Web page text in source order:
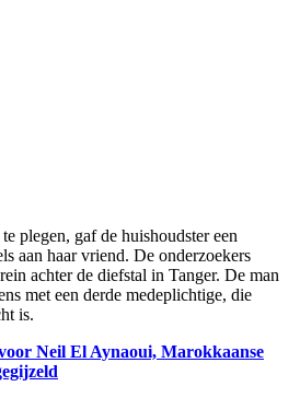
plegen, gaf de huishoudster een
aan haar vriend. De onderzoekers
achter de diefstal in Tanger. De man
met een derde medeplichtige, die
is.
Neil El Aynaoui, Marokkaanse